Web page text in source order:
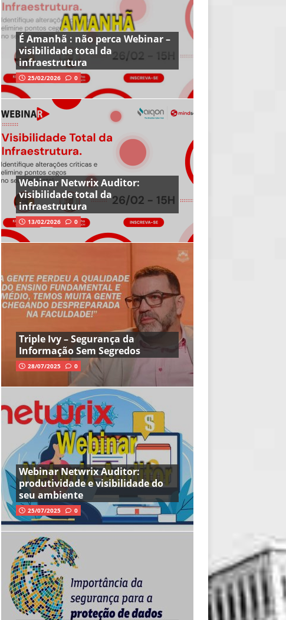
É Amanhã : não perca Webinar –
visibilidade total da
infraestrutura
25/02/2026 0
Webinar Netwrix Auditor:
visibilidade total da
infraestrutura
13/02/2026 0
Triple Ivy – Segurança da
Informação Sem Segredos
28/07/2025 0
Webinar Netwrix Auditor:
produtividade e visibilidade do
seu ambiente
25/07/2025 0